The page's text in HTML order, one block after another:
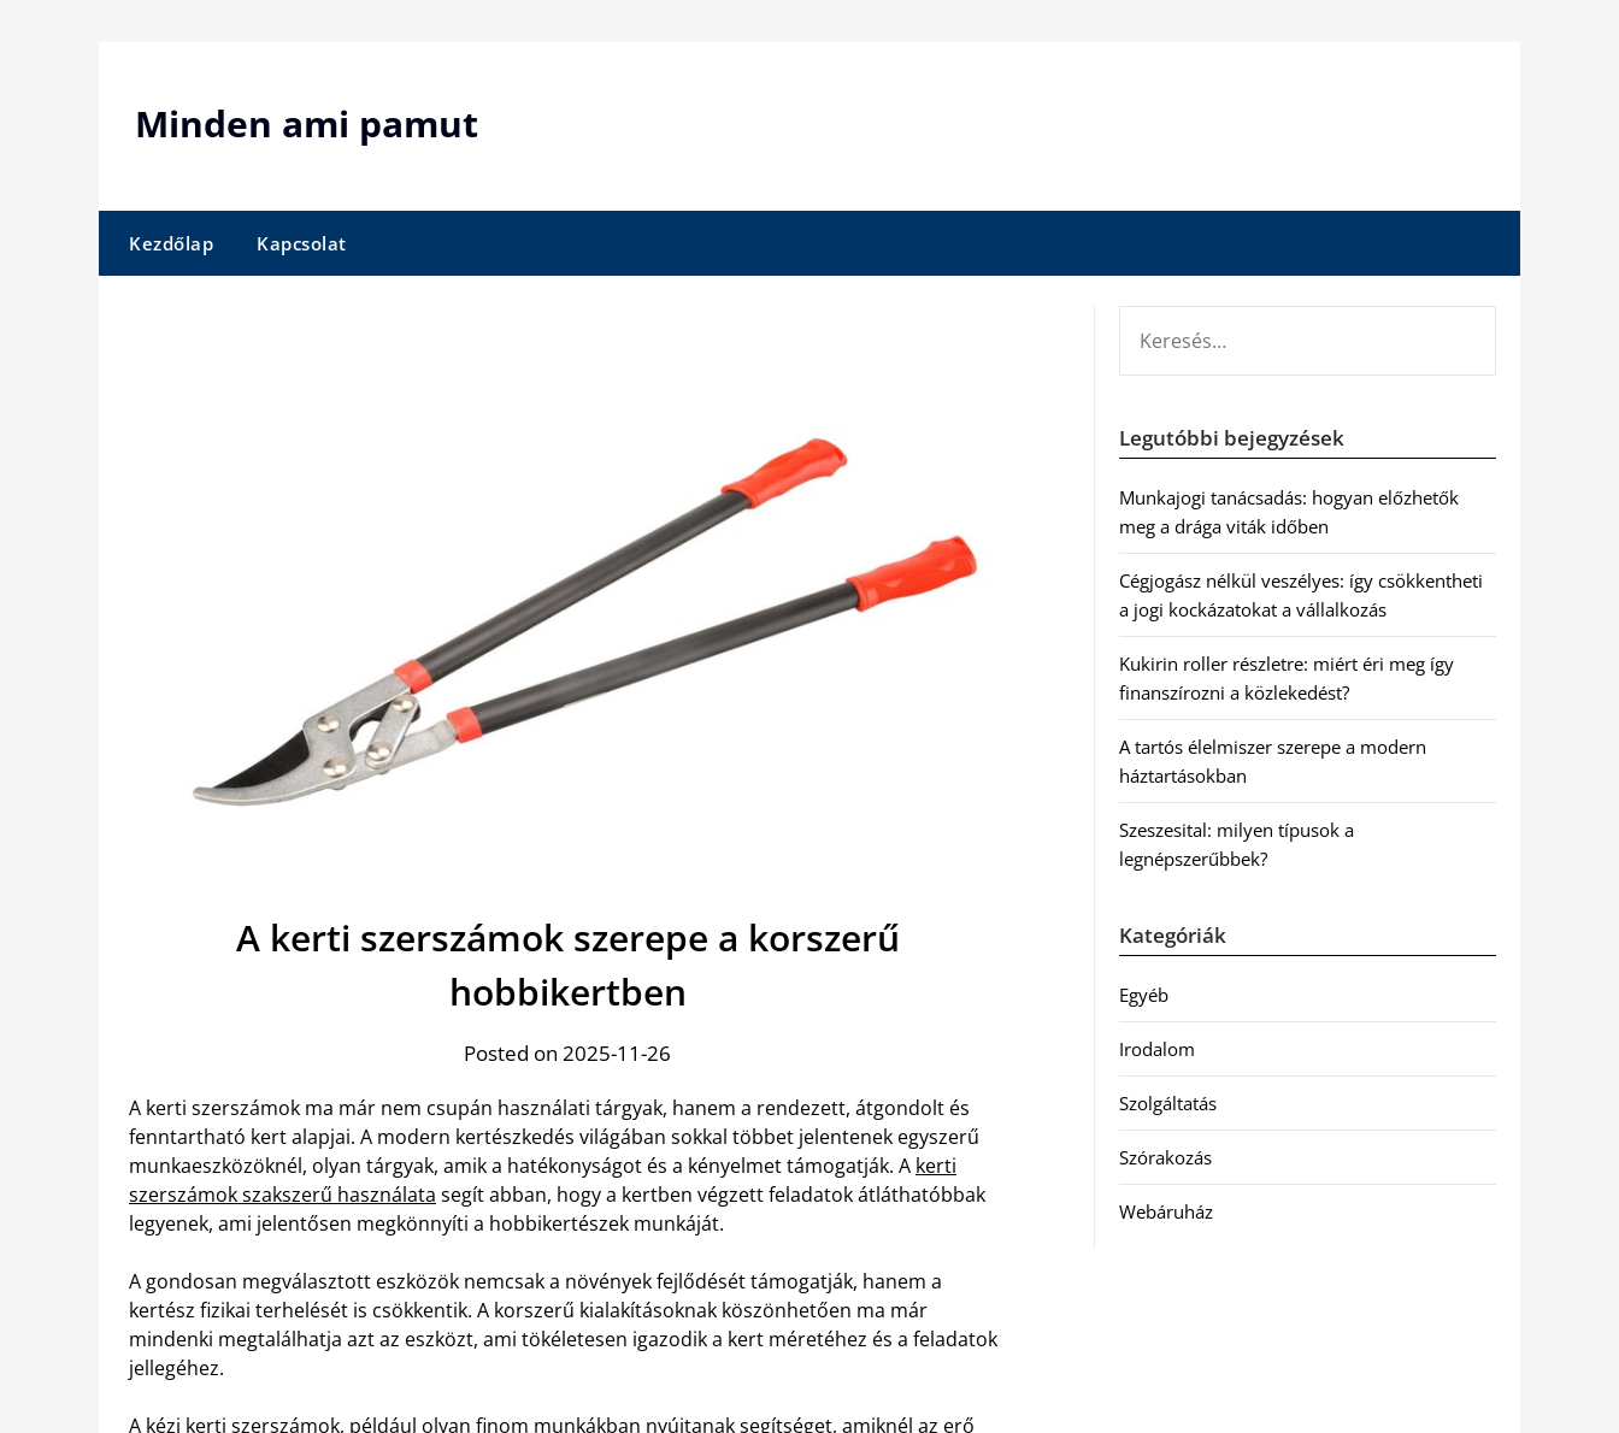
Minden ami pamut
Kezdőlap Kapcsolat
A kerti szerszámok szerepe a korszerű
hobbikertben
Posted on 2025-11-26
A kerti szerszámok ma már nem csupán használati tárgyak, hanem a rendezett, átgondolt és
fenntartható kert alapjai. A modern kertészkedés világában sokkal többet jelentenek egyszerű
munkaeszközöknél, olyan tárgyak, amik a hatékonyságot és a kényelmet támogatják. A kerti
szerszámok szakszerű használata segít abban, hogy a kertben végzett feladatok átláthatóbbak
legyenek, ami jelentősen megkönnyíti a hobbikertészek munkáját.
A gondosan megválasztott eszközök nemcsak a növények fejlődését támogatják, hanem a
kertész fizikai terhelését is csökkentik. A korszerű kialakításoknak köszönhetően ma már
mindenki megtalálhatja azt az eszközt, ami tökéletesen igazodik a kert méretéhez és a feladatok
jellegéhez.
A kézi kerti szerszámok, például olyan finom munkákban nyújtanak segítséget, amiknél az erő
Legutóbbi bejegyzések
Munkajogi tanácsadás: hogyan előzhetők
meg a drága viták időben
Cégjogász nélkül veszélyes: így csökkentheti
a jogi kockázatokat a vállalkozás
Kukirin roller részletre: miért éri meg így
finanszírozni a közlekedést?
A tartós élelmiszer szerepe a modern
háztartásokban
Szeszesital: milyen típusok a
legnépszerűbbek?
Kategóriák
Egyéb
Irodalom
Szolgáltatás
Szórakozás
Webáruház